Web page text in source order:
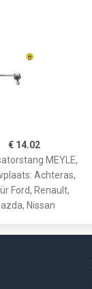
€ 14.02
MEYLE,
Achteras,
Ford, Renault,
Nissan